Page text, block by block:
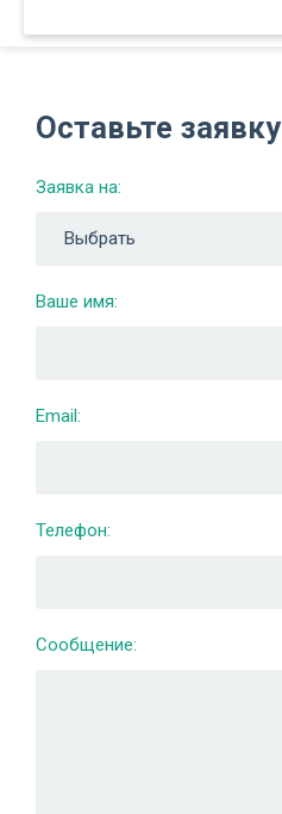
Оставьте заявку
Заявка на:
Ваше имя:
Email:
Телефон:
Сообщение: